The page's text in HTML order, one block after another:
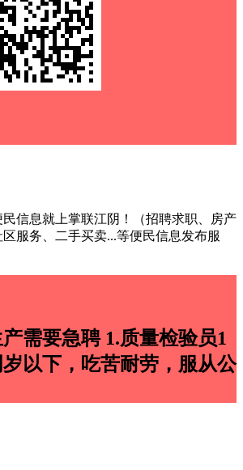
信息就上掌联江阴！（招聘求职、房产
服务、二手买卖...等便民信息发布服
需要急聘 1.质量检验员1
以下，吃苦耐劳，服从公